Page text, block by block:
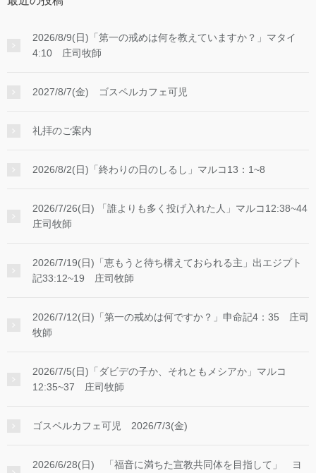
2026/8/9(日)「第一の戒めは何を教えていますか？」マタイ
4:10 庄司牧師
2027/8/7(金) ゴスペルカフェ可児
礼拝のご案内
2026/8/2(日)「終わりの日のしるし」マルコ13：1~8
2026/7/26(日) 「誰よりも多く投げ入れた人」マルコ12:38~44
庄司牧師
2026/7/19(日)「恵もうと待ち構えておられる主」出エジプト
記33:12~19 庄司牧師
2026/7/12(日)「第一の戒めは何ですか？」申命記4：35 庄司
牧師
2026/7/5(日)「ダビデの子か、それともメシアか」マルコ
12:35~37 庄司牧師
ゴスペルカフェ可児 2026/7/3(金)
2026/6/28(日) 「福音に満ちた宣教共同体を目指して」 ヨ